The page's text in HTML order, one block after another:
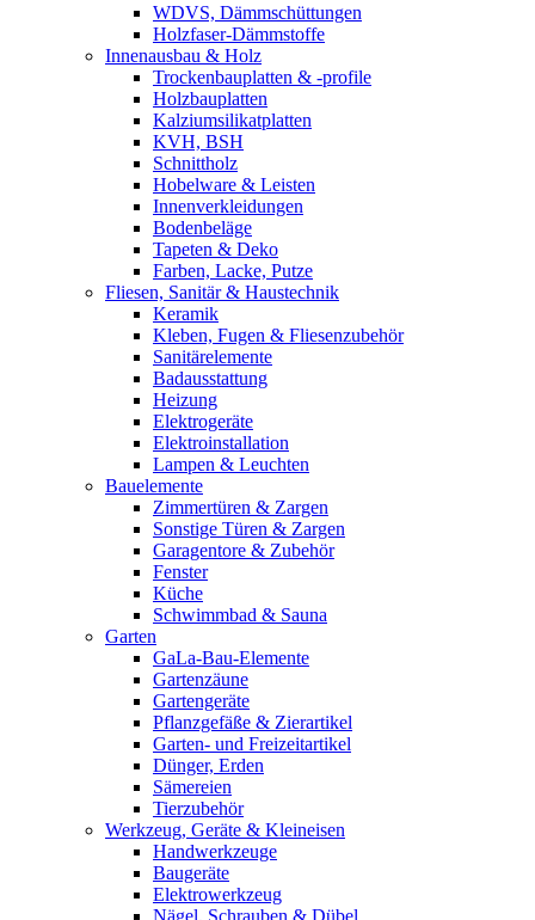
WDVS, Dämmschüttungen
Holzfaser-Dämmstoffe
Innenausbau & Holz
Trockenbauplatten & -profile
Holzbauplatten
Kalziumsilikatplatten
KVH, BSH
Schnittholz
Hobelware & Leisten
Innenverkleidungen
Bodenbeläge
Tapeten & Deko
Farben, Lacke, Putze
Fliesen, Sanitär & Haustechnik
Keramik
Kleben, Fugen & Fliesenzubehör
Sanitärelemente
Badausstattung
Heizung
Elektrogeräte
Elektroinstallation
Lampen & Leuchten
Bauelemente
Zimmertüren & Zargen
Sonstige Türen & Zargen
Garagentore & Zubehör
Fenster
Küche
Schwimmbad & Sauna
Garten
GaLa-Bau-Elemente
Gartenzäune
Gartengeräte
Pflanzgefäße & Zierartikel
Garten- und Freizeitartikel
Dünger, Erden
Sämereien
Tierzubehör
Werkzeug, Geräte & Kleineisen
Handwerkzeuge
Baugeräte
Elektrowerkzeug
Nägel, Schrauben & Dübel